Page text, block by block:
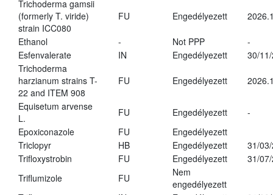
Trichoderma gamsii
(formerly T. viride)
strain ICC080
FU Engedélyezett
Ethanol - Not PPP
-
Esfenvalerate
IN Engedélyezett
30/
Trichoderma
harzianum strains T-
22 and ITEM 908
FU Engedélyezett
Equisetum arvense
L.
FU Engedélyezett
-
Epoxiconazole
FU
Engedélyezett
Triclopyr
HB Engedélyezett
31/
Trifloxystrobin
FU Engedélyezett
31/
Triflumizole
FU
Nem
engedélyezett